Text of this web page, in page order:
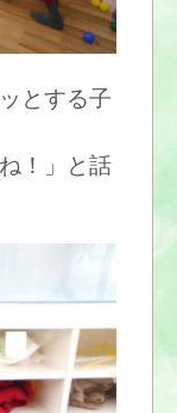
とする子
！」と話